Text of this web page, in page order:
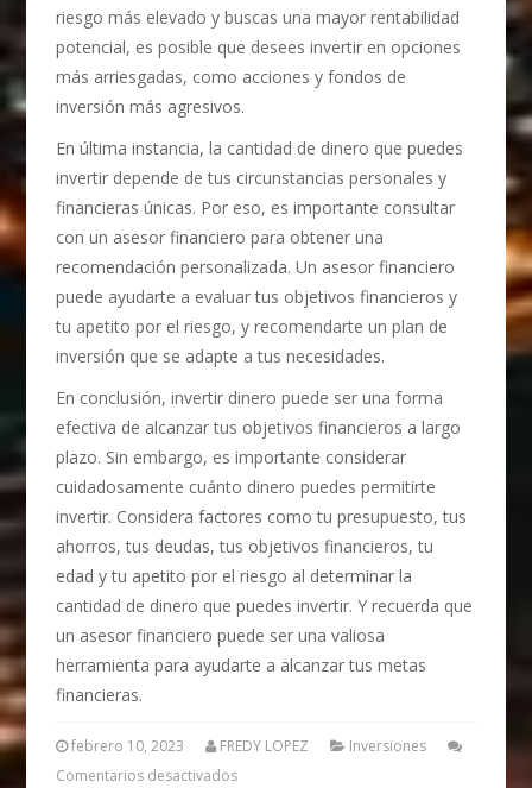
riesgo más elevado y buscas una mayor rentabilidad
potencial, es posible que desees invertir en opciones
más arriesgadas, como acciones y fondos de
inversión más agresivos.
En última instancia, la cantidad de dinero que puedes
invertir depende de tus circunstancias personales y
financieras únicas. Por eso, es importante consultar
con un asesor financiero para obtener una
recomendación personalizada. Un asesor financiero
puede ayudarte a evaluar tus objetivos financieros y
tu apetito por el riesgo, y recomendarte un plan de
inversión que se adapte a tus necesidades.
En conclusión, invertir dinero puede ser una forma
efectiva de alcanzar tus objetivos financieros a largo
plazo. Sin embargo, es importante considerar
cuidadosamente cuánto dinero puedes permitirte
invertir. Considera factores como tu presupuesto, tus
ahorros, tus deudas, tus objetivos financieros, tu
edad y tu apetito por el riesgo al determinar la
cantidad de dinero que puedes invertir. Y recuerda que
un asesor financiero puede ser una valiosa
herramienta para ayudarte a alcanzar tus metas
financieras.
febrero 10, 2023 FREDY LOPEZ
Inversiones
Comentarios desactivados